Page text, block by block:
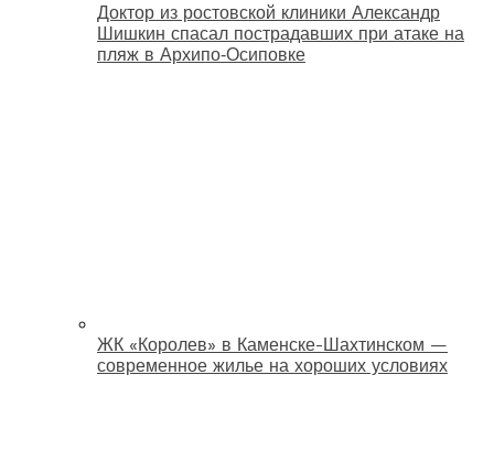
Доктор из ростовской клиники Александр
Шишкин спасал пострадавших при атаке на
пляж в Архипо‑Осиповке
ЖК «Королев» в Каменске-Шахтинском —
современное жилье на хороших условиях